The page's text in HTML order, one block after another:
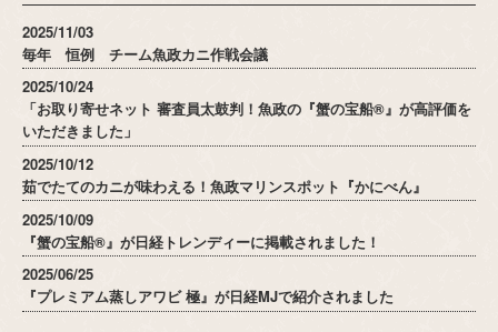
2025/11/03
毎年 恒例 チーム魚政カニ作戦会議
2025/10/24
「お取り寄せネット 審査員太鼓判！魚政の『蟹の宝船®』が高評価を
いただきました」
2025/10/12
茹でたてのカニが味わえる！魚政マリンスポット『かにべん』
2025/10/09
『蟹の宝船®』が日経トレンディーに掲載されました！
2025/06/25
『プレミアム蒸しアワビ 極』が日経MJで紹介されました